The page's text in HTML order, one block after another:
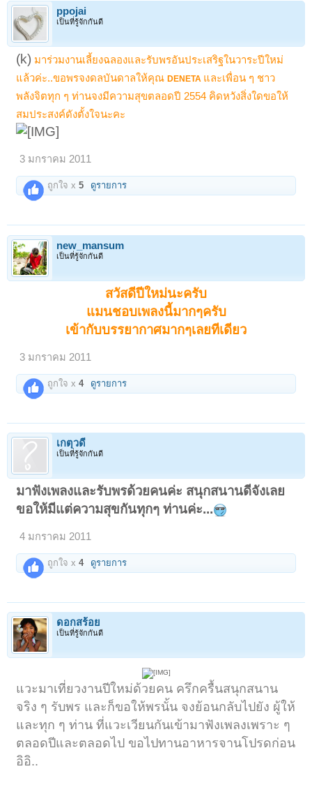
ppojai
เป็นที่รู้จักกันดี
(k) มาร่วมงานเลี้ยงฉลองและรับพรอันประเสริฐในวาระปีใหม่
แล้วค่ะ..ขอพรจงดลบันดาลให้คุณDENETA และเพื่อน ๆ ชาว
พลังจิตทุก ๆ ท่านจงมีความสุขตลอดปี 2554 คิดหวังสิ่งใดขอให้
สมประสงค์ดังตั้งใจนะคะ
3 มกราคม 2011
ถูกใจ x5 ดูรายการ
new_mansum
เป็นที่รู้จักกันดี
สวัสดีปีใหม่นะครับ
แมนชอบเพลงนี้มากๆครับ
เข้ากับบรรยากาศมากๆเลยทีเดียว
3 มกราคม 2011
ถูกใจ x4 ดูรายการ
เกตุวดี
เป็นที่รู้จักกันดี
มาฟังเพลงและรับพรด้วยคนค่ะ สนุกสนานดีจังเลย
ขอให้มีแต่ความสุขกันทุกๆ ท่านค่ะ...
4 มกราคม 2011
ถูกใจ x4 ดูรายการ
ดอกสร้อย
เป็นที่รู้จักกันดี
แวะมาเที่ยวงานปีใหม่ด้วยคน ครึกครื้นสนุกสนาน
จริง ๆ รับพร และก็ขอให้พรนั้น จงย้อนกลับไปยัง ผู้ให้
และทุก ๆ ท่าน ที่แวะเวียนกันเข้ามาฟังเพลงเพราะ ๆ
ตลอดปีและตลอดไป ขอไปทานอาหารจานโปรดก่อน
อิอิ..